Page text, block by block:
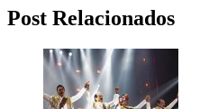
Post Relacionados